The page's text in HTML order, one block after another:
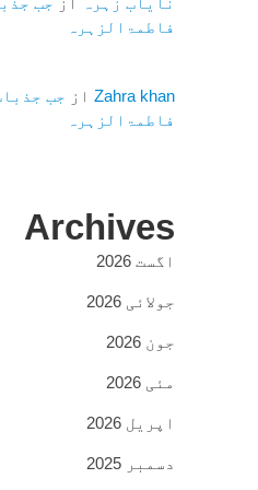
فاطمۃالزہرہ
Zahra khanاز جب
فاطمۃالزہرہ
Archives
اگست 2026
جولائی 2026
جون 2026
مئی 2026
اپریل 2026
دسمبر 2025